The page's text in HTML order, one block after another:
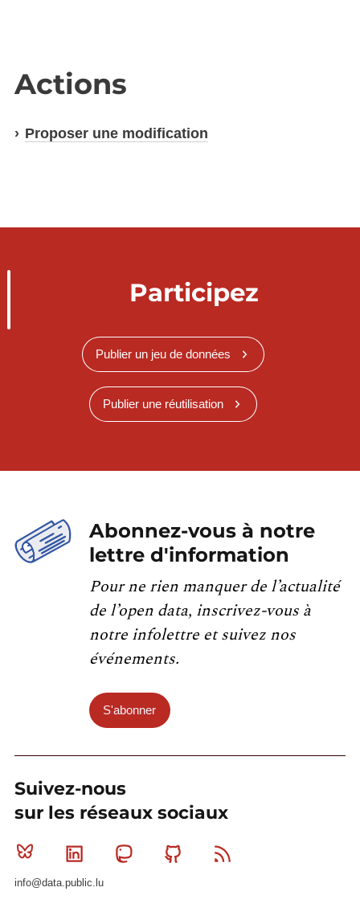
Actions
Proposer une modification
Participez
Publier un jeu de données
Publier une réutilisation
Abonnez-vous à notre
lettre d'information
Pour ne rien manquer de l’actualité
de l’open data, inscrivez-vous à
notre infolettre et suivez nos
événements.
S'abonner
Suivez-nous
sur les réseaux sociaux
Bluesky Linkedin MastodonGithub
info@data.public.lu